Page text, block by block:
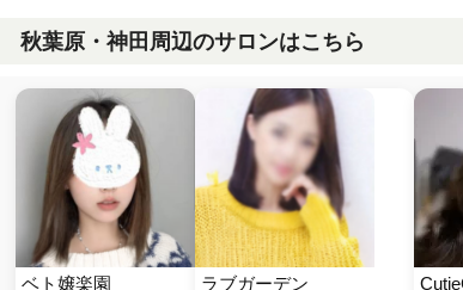
秋葉原・神田周辺のサロンはこちら
ベト嬢楽園 ラブガーデン